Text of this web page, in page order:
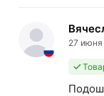
27